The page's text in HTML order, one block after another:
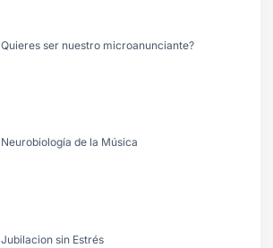
Quieres ser nuestro microanunciante?
Neurobiología de la Música
Jubilacion sin Estrés